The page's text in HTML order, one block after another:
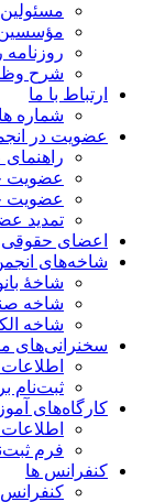
مسئولین
مؤسسین
روزنامه
شرح
ارتباط با ما
شماره
عضویت در
راهنمای
عضویت
عضویت
تمدید
اعضای حقوقی
شاخه‌های انجمن
شاخۀ
شاخه
شاخه‌
سخنرانی‌های
اطلاعات
ثبت‌نام
کارگاه‌های
اطلاعات
فرم
کنفرانس ها
کنفرانس